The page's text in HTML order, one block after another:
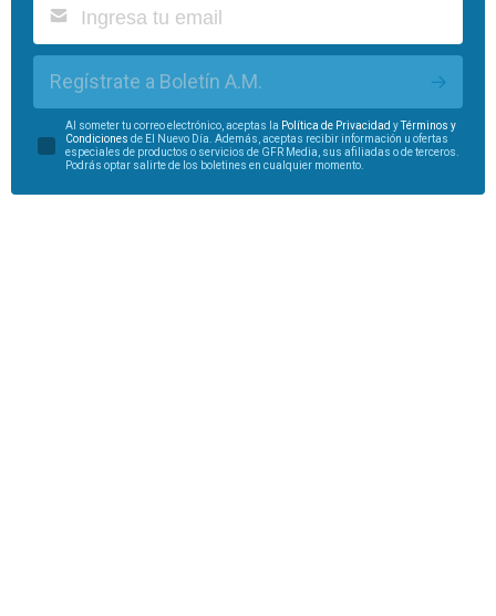
Regístrate a Boletín A.M.
Al someter tu correo electrónico, aceptas la Política de Privacidad yTérminos y
Condiciones de El Nuevo Día. Además, aceptas recibir información u ofertas
especiales de productos o servicios de GFR Media, sus afiliadas o de terceros.
Podrás optar salirte de los boletines en cualquier momento.